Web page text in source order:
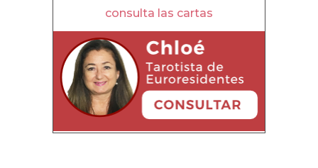
consulta las cartas